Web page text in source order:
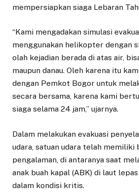
mempersiapkan siaga Lebaran
“Kami mengadakan simulasi
menggunakan helikopter dengan
olah kejadian berada di atas air,
maupun danau. Oleh karena itu
dengan Pemkot Bogor untuk
secara bersama, karena kami
siaga selama 24 jam,” ujarnya.
Dalam melakukan evakuasi
udara, satuan udara telah memiliki
pengalaman, di antaranya saat
anak buah kapal (ABK) di laut
dalam kondisi kritis.